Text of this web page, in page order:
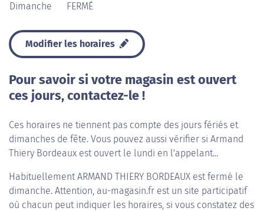
Dimanche
FERMÉ
Modifier les horaires
Pour savoir si votre magasin est ouvert
ces jours, contactez-le !
Ces horaires ne tiennent pas compte des jours fériés et
dimanches de fête. Vous pouvez aussi vérifier si Armand
Thiery Bordeaux est ouvert le lundi en l'appelant...
HabituellementARMAND THIERY BORDEAUX est fermé le
dimanche. Attention, au-magasin.fr est un site participatif
où chacun peut indiquer les horaires, si vous constatez des